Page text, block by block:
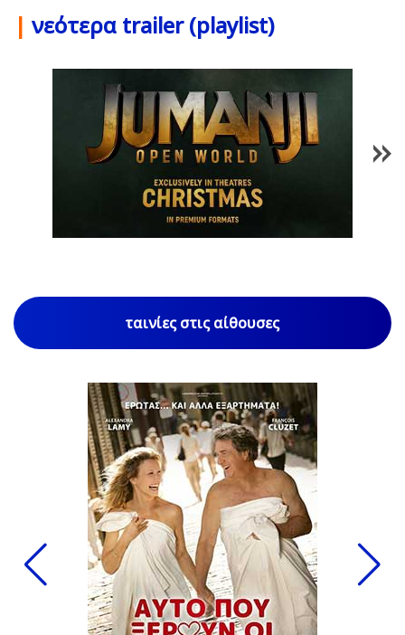
| νεότερα trailer (playlist)
1/85
ταινίες στις αίθουσες